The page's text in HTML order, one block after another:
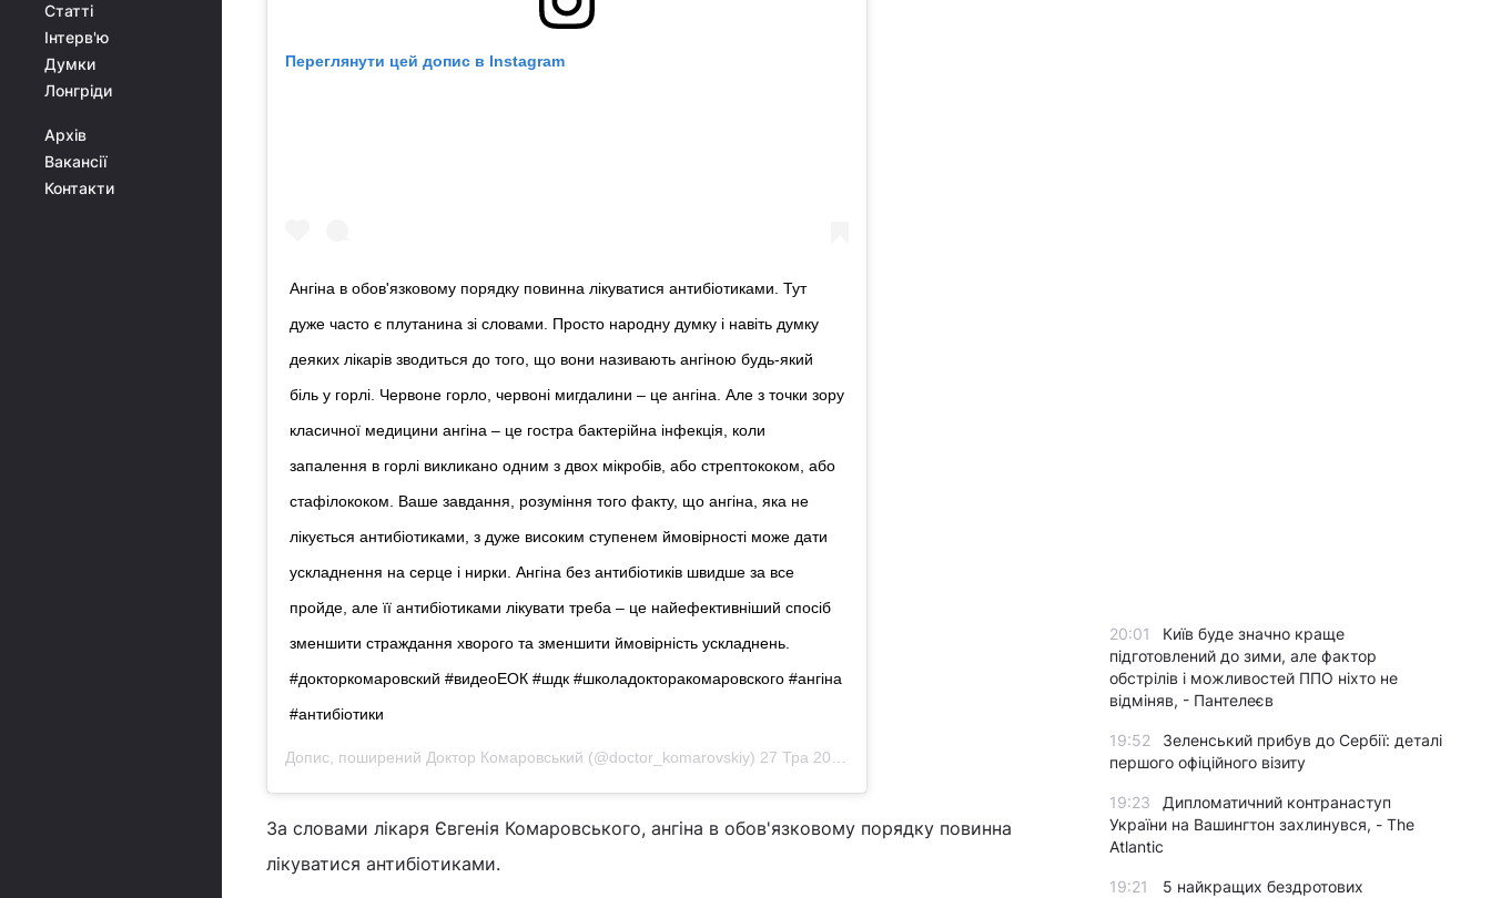
Статті
Інтерв'ю
Думки
Лонгріди
Архів
Вакансії
Контакти
Переглянути цей допис в Instagram
Ангіна в обов'язковому порядку повинна лікуватися антибіотиками. Тут
дуже часто є плутанина зі словами. Просто народну думку і навіть думку
деяких лікарів зводиться до того, що вони називають ангіною будь-який
біль у горлі. Червоне горло, червоні мигдалини – це ангіна. Але з точки зору
класичної медицини ангіна – це гостра бактерійна інфекція, коли
запалення в горлі викликано одним з двох мікробів, або стрептококом, або
стафілококом. Ваше завдання, розуміння того факту, що ангіна, яка не
лікується антибіотиками, з дуже високим ступенем ймовірності може дати
ускладнення на серце і нирки. Ангіна без антибіотиків швидше за все
пройде, але її антибіотиками лікувати треба – це найефективніший спосіб
зменшити страждання хворого та зменшити ймовірність ускладнень. ⠀
#докторкомаровский #видеоЕОК #шдк #школадокторакомаровского #ангіна
#антибіотики
Допис, поширений Доктор Комаровський (@doctor_komarovskiy) 27 Тра 2019 р. о 5:44 PDT
За словами лікаря Євгенія Комаровського, ангіна в обов'язковому порядку повинна
лікуватися антибіотиками.
20:01
Київ буде значно краще
підготовлений до зими, але фактор
обстрілів і можливостей ППО ніхто не
відміняв, - Пантелеєв
19:52
Зеленський прибув до Сербії: деталі
першого офіційного візиту
19:23
Дипломатичний контранаступ
України на Вашингтон захлинувся, - The
Atlantic
19:21
5 найкращих бездротових